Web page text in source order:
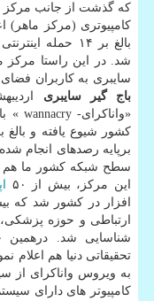
كه گذشت از جانب مركز
كامپیوتری (مركز ماهر)
بالغ بر ۱۴
سایبری به كاربران
باج گیر سایبری
برپایه رصدهای انجام
سطح شبكه كشور ما هم
این مركز، بیش از ۵۰
افزار در كشور شد كه
ارتباطی و حوزه
شناسایی شد. درهمین